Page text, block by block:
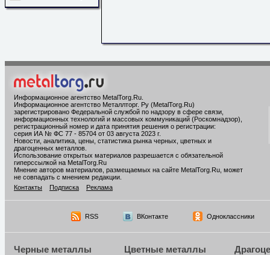
Информационное агентство MetalTorg.Ru
Информационное агентство Металлторг. Ру (MetalTorg.Ru)
зарегистрировано Федеральной службой по надзору в сфере связи,
информационных технологий и массовых коммуникаций (Роскомнадзор),
регистрационный номер и дата принятия решения о регистрации:
серия ИА № ФС 77 - 85704 от 03 августа 2023 г.
Новости, аналитика, цены, статистика рынка черных, цветных и
драгоценных металлов.
Использование открытых материалов разрешается с обязательной
гиперссылкой на MetalTorg.Ru
Мнение авторов материалов, размещаемых на сайте MetalTorg.Ru, может
не совпадать с мнением редакции.
Контакты
Подписка Реклама
RSS ВКонтакте Одноклассники
Черные металлы Цветные металлы